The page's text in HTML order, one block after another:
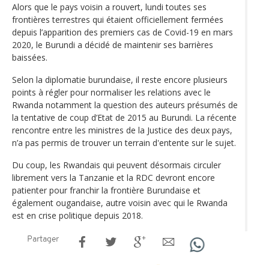
Alors que le pays voisin a rouvert, lundi toutes ses
frontières terrestres qui étaient officiellement fermées
depuis l’apparition des premiers cas de Covid-19 en mars
2020, le Burundi a décidé de maintenir ses barrières
baissées.
Selon la diplomatie burundaise, il reste encore plusieurs
points à régler pour normaliser les relations avec le
Rwanda notamment la question des auteurs présumés de
la tentative de coup d’Etat de 2015 au Burundi. La récente
rencontre entre les ministres de la Justice des deux pays,
n’a pas permis de trouver un terrain d'entente sur le sujet.
Du coup, les Rwandais qui peuvent désormais circuler
librement vers la Tanzanie et la RDC devront encore
patienter pour franchir la frontière Burundaise et
également ougandaise, autre voisin avec qui le Rwanda
est en crise politique depuis 2018.
Partager